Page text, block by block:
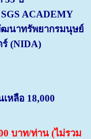
ACADEMY
นาทรัพยากรมนุษย์
(NIDA)
หลือ 18,000
บาท/ท่าน (ไม่รวม